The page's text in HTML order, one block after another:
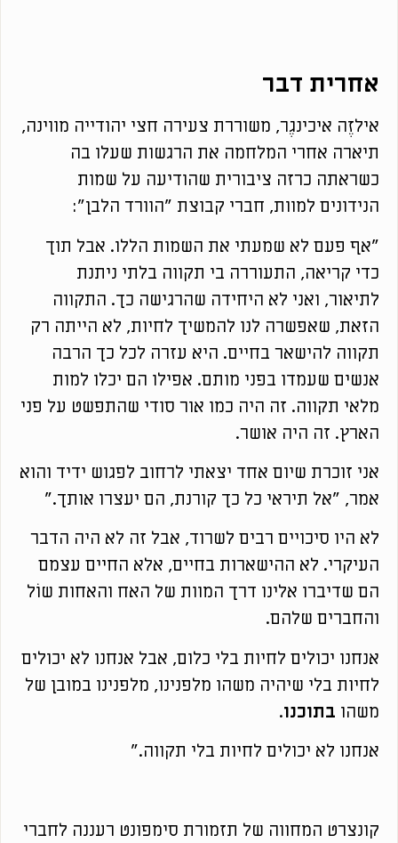
אחרית דבר
אילזֶה איכינגֶר, משוררת צעירה חצי יהודייה מווינה,
תיארה אחרי המלחמה את הרגשות שעלו בה
כשראתה כרזה ציבורית שהודיעה על שמות
הנידונים למוות, חברי קבוצת "הוורד הלבן":
"אף פעם לא שמעתי את השמות הללו. אבל תוך
כדי קריאה, התעוררה בי תקווה בלתי ניתנת
לתיאור, ואני לא היחידה שהרגישה כך. התקווה
הזאת, שאפשרה לנו להמשיך לחיות, לא הייתה רק
תקווה להישאר בחיים. היא עזרה לכל כך הרבה
אנשים שעמדו בפני מותם. אפילו הם יכלו למות
מלאי תקווה. זה היה כמו אור סודי שהתפשט על פני
הארץ. זה היה אושר.
אני זוכרת שיום אחד יצאתי לרחוב לפגוש ידיד והוא
אמר, "אל תיראי כל כך קורנת, הם יעצרו אותך."
לא היו סיכויים רבים לשרוד, אבל זה לא היה הדבר
העיקרי. לא ההישארות בחיים, אלא החיים עצמם
הם שדיברו אלינו דרך המוות של האח והאחות שוֹל
והחברים שלהם.
אנחנו יכולים לחיות בלי כלום, אבל אנחנו לא יכולים
לחיות בלי שיהיה משהו מלפנינו, מלפנינו במובן של
משהו בתוכנו.
אנחנו לא יכולים לחיות בלי תקווה."
קונצרט המחווה של תזמורת סימפונט רעננה לחברי